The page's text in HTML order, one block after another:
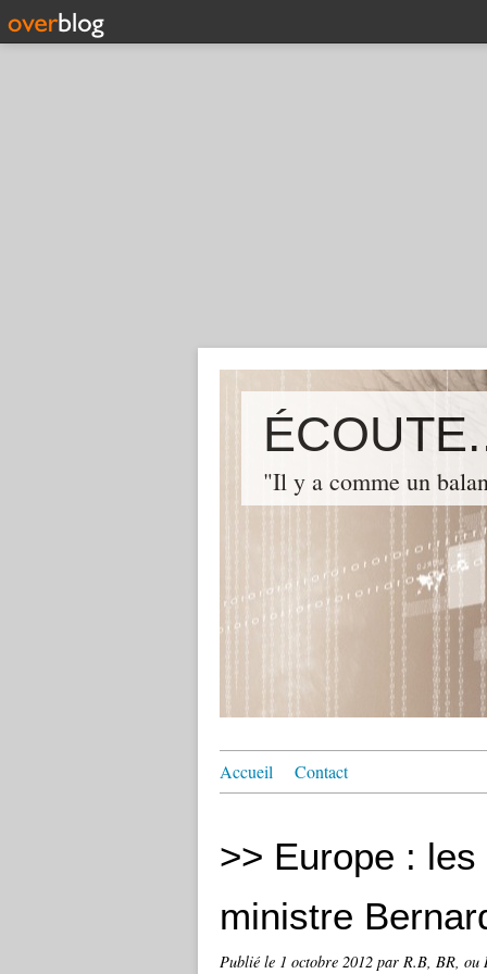
"Il y a comme un
Accueil Contact
>> Europe :
ministre
Publié le 1 octobre 2012 par R.B, BR, ou